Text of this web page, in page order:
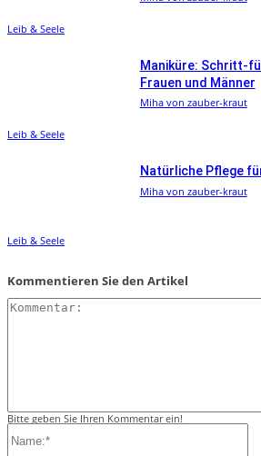
Leib & Seele
Leib & Seele
Maniküre: Schritt-
Frauen und Männer
Miha von zauber-kraut
Leib & Seele
Natürliche Pflege
Miha von zauber-kraut
Kommentieren Sie den Artikel
Bitte geben Sie Ihren Kommentar ein!